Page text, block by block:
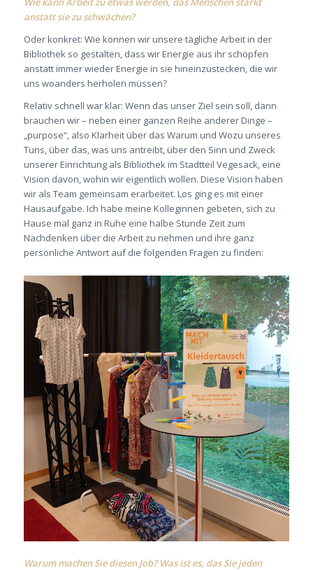
anstatt sie zu schwächen?
Oder konkret: Wie können wir unsere tägliche Arbeit in der
Bibliothek so gestalten, dass wir Energie aus ihr schöpfen
anstatt immer wieder Energie in sie hineinzustecken, die wir
uns woanders herholen müssen?
Relativ schnell war klar: Wenn das unser Ziel sein soll, dann
brauchen wir – neben einer ganzen Reihe anderer Dinge –
„purpose“, also Klarheit über das Warum und Wozu unseres
Tuns, über das, was uns antreibt, über den Sinn und Zweck
unserer Einrichtung als Bibliothek im Stadtteil Vegesack, eine
Vision davon, wohin wir eigentlich wollen. Diese Vision haben
wir als Team gemeinsam erarbeitet. Los ging es mit einer
Hausaufgabe. Ich habe meine Kolleginnen gebeten, sich zu
Hause mal ganz in Ruhe eine halbe Stunde Zeit zum
Nachdenken über die Arbeit zu nehmen und ihre ganz
persönliche Antwort auf die folgenden Fragen zu finden:
Warum machen Sie diesen Job? Was ist es, das Sie jeden